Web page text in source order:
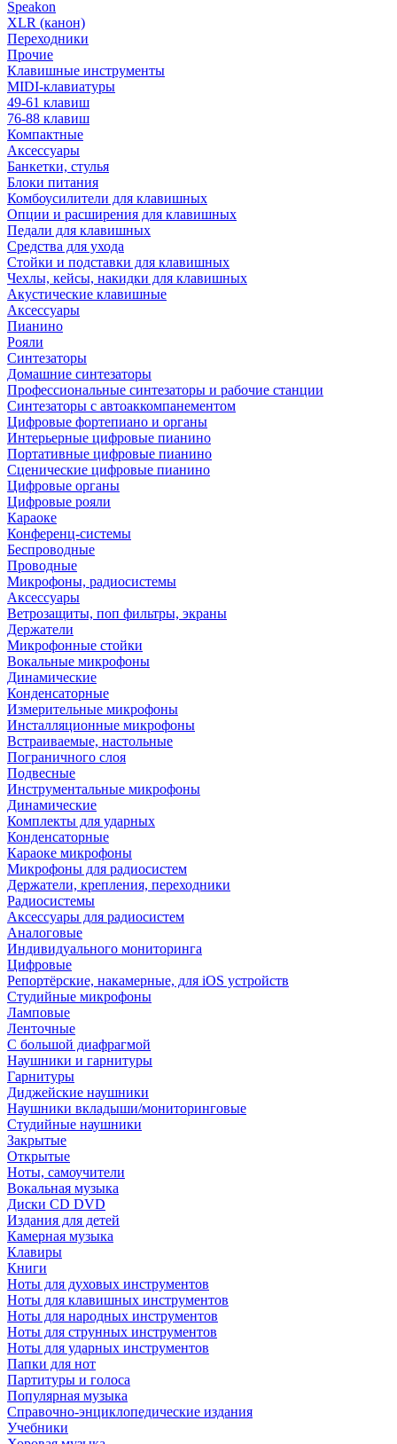
Speakon
XLR (канон)
Переходники
Прочие
Клавишные инструменты
MIDI-клавиатуры
49-61 клавиш
76-88 клавиш
Компактные
Аксессуары
Банкетки, стулья
Блоки питания
Комбоусилители для клавишных
Опции и расширения для клавишных
Педали для клавишных
Средства для ухода
Стойки и подставки для клавишных
Чехлы, кейсы, накидки для клавишных
Акустические клавишные
Аксессуары
Пианино
Рояли
Синтезаторы
Домашние синтезаторы
Профессиональные синтезаторы и рабочие станции
Синтезаторы с автоаккомпанементом
Цифровые фортепиано и органы
Интерьерные цифровые пианино
Портативные цифровые пианино
Сценические цифровые пианино
Цифровые органы
Цифровые рояли
Караоке
Конференц-системы
Беспроводные
Проводные
Микрофоны, радиосистемы
Аксессуары
Ветрозащиты, поп фильтры, экраны
Держатели
Микрофонные стойки
Вокальные микрофоны
Динамические
Конденсаторные
Измерительные микрофоны
Инсталляционные микрофоны
Встраиваемые, настольные
Пограничного слоя
Подвесные
Инструментальные микрофоны
Динамические
Комплекты для ударных
Конденсаторные
Караоке микрофоны
Микрофоны для радиосистем
Держатели, крепления, переходники
Радиосистемы
Аксессуары для радиосистем
Аналоговые
Индивидуального мониторинга
Цифровые
Репортёрские, накамерные, для iOS устройств
Студийные микрофоны
Ламповые
Ленточные
С большой диафрагмой
Наушники и гарнитуры
Гарнитуры
Диджейские наушники
Наушники вкладыши/мониторинговые
Студийные наушники
Закрытые
Открытые
Ноты, самоучители
Вокальная музыка
Диски CD DVD
Издания для детей
Камерная музыка
Клавиры
Книги
Ноты для духовых инструментов
Ноты для клавишных инструментов
Ноты для народных инструментов
Ноты для струнных инструментов
Ноты для ударных инструментов
Папки для нот
Партитуры и голоса
Популярная музыка
Справочно-энциклопедические издания
Учебники